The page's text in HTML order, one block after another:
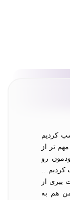
کردیم
تر از
رو
کردیم…
ببری از
هم به